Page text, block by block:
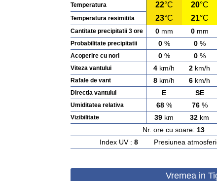
Temperatura 22°C 20°C
Temperatura resimitita 23°C 21°C
Cantitate precipitatii 3 ore 0mm 0mm
Probabilitate precipitatii 0% 0%
Acoperire cu nori 0% 0%
Viteza vantului 4 km/h 2 km/h
Rafale de vant 8 km/h 6 km/h
Directia vantului E SE
Umiditatea relativa 68% 76%
Vizibilitate 39 km 32 km
Nr. ore cu soare: 13
Index UV : 8Presiunea
Vremea in